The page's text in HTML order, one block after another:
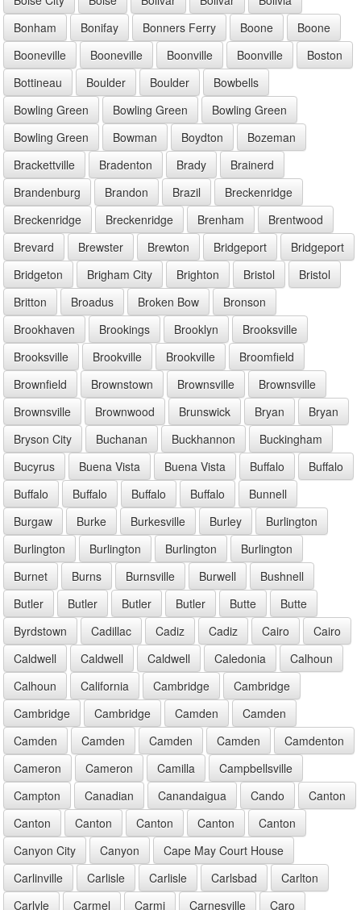
Bonham
Bonifay Bonners Ferry Boone
Boone
Booneville
Booneville Boonville Boonville
Boston
Bottineau
Boulder Boulder
Bowbells
Bowling Green
Bowling Green
Bowling Green
Bowling Green
Bowman Boydton
Bozeman
Brackettville
Bradenton Brady
Brainerd
Brandenburg
Brandon Brazil
Breckenridge
Breckenridge
Breckenridge Brenham
Brentwood
Brevard
Brewster Brewton Bridgeport
Bridgeport
Bridgeton
Brigham City Brighton Bristol
Bristol
Britton
Broadus Broken Bow
Bronson
Brookhaven
Brookings Brooklyn
Brooksville
Brooksville
Brookville Brookville
Broomfield
Brownfield
Brownstown Brownsville
Brownsville
Brownsville
Brownwood Brunswick Bryan
Bryan
Bryson City
Buchanan Buckhannon
Buckingham
Bucyrus
Buena Vista Buena Vista Buffalo
Buffalo
Buffalo
Buffalo Buffalo Buffalo
Bunnell
Burgaw
Burke Burkesville Burley
Burlington
Burlington
Burlington Burlington
Burlington
Burnet
Burns Burnsville Burwell
Bushnell
Butler
Butler Butler Butler Butte
Butte
Byrdstown
Cadillac Cadiz Cadiz Cairo
Cairo
Caldwell
Caldwell Caldwell Caledonia
Calhoun
Calhoun
California Cambridge
Cambridge
Cambridge
Cambridge Camden
Camden
Camden
Camden Camden Camden
Camdenton
Cameron
Cameron Camilla
Campbellsville
Campton
Canadian Canandaigua Cando
Canton
Canton
Canton Canton Canton
Canton
Canyon City
Canyon
Cape May Court House
Carlinville
Carlisle Carlisle Carlsbad
Carlton
Carlyle
Carmel Carmi Carnesville Caro